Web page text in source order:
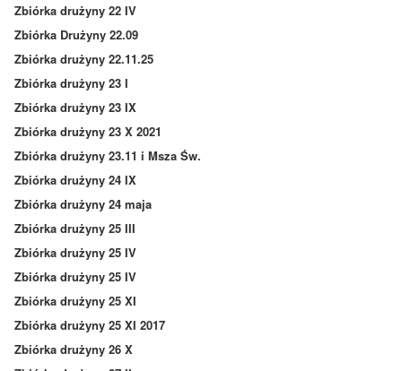
Zbiórka drużyny 22 IV
Zbiórka Drużyny 22.09
Zbiórka drużyny 22.11.25
Zbiórka drużyny 23 I
Zbiórka drużyny 23 IX
Zbiórka drużyny 23 X 2021
Zbiórka drużyny 23.11 i Msza Św.
Zbiórka drużyny 24 IX
Zbiórka drużyny 24 maja
Zbiórka drużyny 25 III
Zbiórka drużyny 25 IV
Zbiórka drużyny 25 IV
Zbiórka drużyny 25 XI
Zbiórka drużyny 25 XI 2017
Zbiórka drużyny 26 X